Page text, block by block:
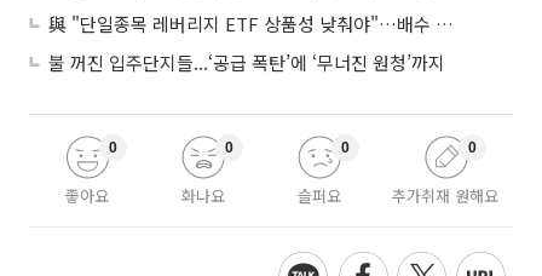
與 "단일종목 레버리지 ETF 상품성 낮춰야"…배수 조정안도 거론
불 꺼진 입주단지들...‘공급 폭탄’에 ‘무너진 원청’까지
좋아요
0
화나요
0
슬퍼요
0
추가취재 원해요
0